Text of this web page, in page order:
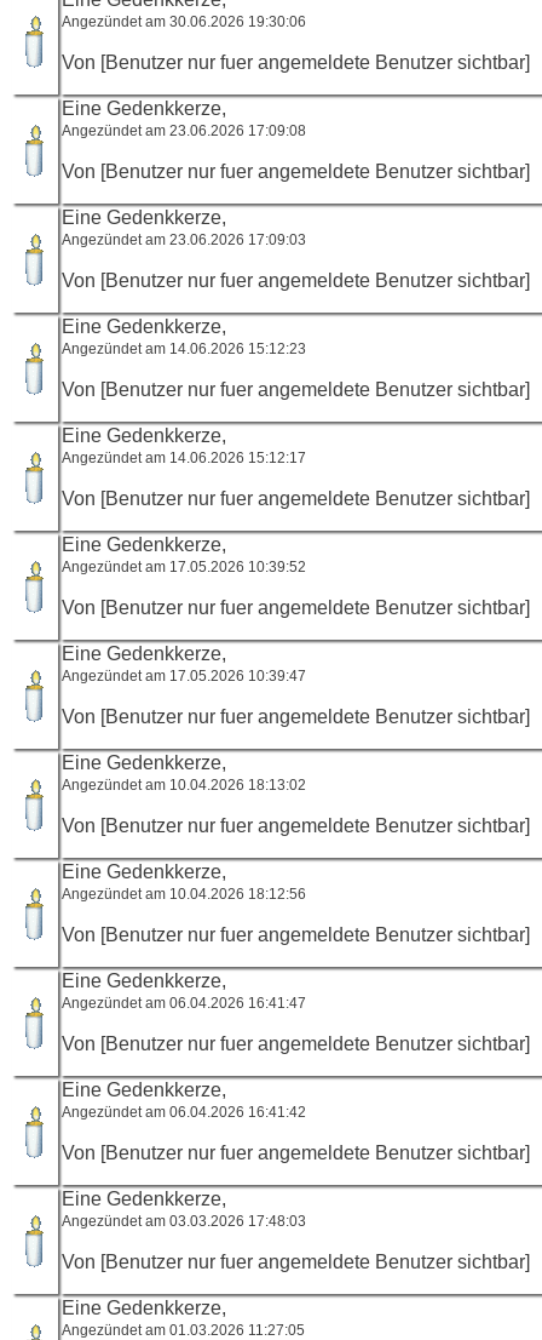
Angezündet am 30.06.2026 19:30:06
Von [Benutzer nur fuer angemeldete Benutzer sichtbar]
Eine Gedenkkerze,
Angezündet am 23.06.2026 17:09:08
Von [Benutzer nur fuer angemeldete Benutzer sichtbar]
Eine Gedenkkerze,
Angezündet am 23.06.2026 17:09:03
Von [Benutzer nur fuer angemeldete Benutzer sichtbar]
Eine Gedenkkerze,
Angezündet am 14.06.2026 15:12:23
Von [Benutzer nur fuer angemeldete Benutzer sichtbar]
Eine Gedenkkerze,
Angezündet am 14.06.2026 15:12:17
Von [Benutzer nur fuer angemeldete Benutzer sichtbar]
Eine Gedenkkerze,
Angezündet am 17.05.2026 10:39:52
Von [Benutzer nur fuer angemeldete Benutzer sichtbar]
Eine Gedenkkerze,
Angezündet am 17.05.2026 10:39:47
Von [Benutzer nur fuer angemeldete Benutzer sichtbar]
Eine Gedenkkerze,
Angezündet am 10.04.2026 18:13:02
Von [Benutzer nur fuer angemeldete Benutzer sichtbar]
Eine Gedenkkerze,
Angezündet am 10.04.2026 18:12:56
Von [Benutzer nur fuer angemeldete Benutzer sichtbar]
Eine Gedenkkerze,
Angezündet am 06.04.2026 16:41:47
Von [Benutzer nur fuer angemeldete Benutzer sichtbar]
Eine Gedenkkerze,
Angezündet am 06.04.2026 16:41:42
Von [Benutzer nur fuer angemeldete Benutzer sichtbar]
Eine Gedenkkerze,
Angezündet am 03.03.2026 17:48:03
Von [Benutzer nur fuer angemeldete Benutzer sichtbar]
Eine Gedenkkerze,
Angezündet am 01.03.2026 11:27:05